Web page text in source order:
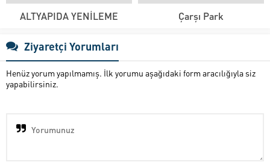
ALTYAPIDA YENİLEME Çarşı Park
Ziyaretçi Yorumları
Henüz yorum yapılmamış. İlk yorumu aşağıdaki form aracılığıyla siz
yapabilirsiniz.